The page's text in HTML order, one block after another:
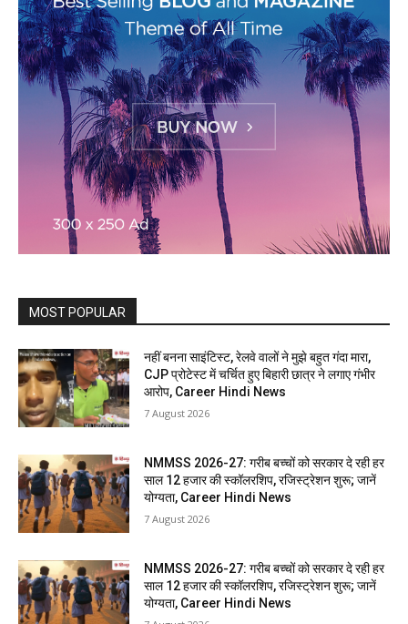
MOST POPULAR
नहीं बनना साइंटिस्ट, रेलवे वालों ने मुझे बहुत गंदा मारा,
CJP प्रोटेस्ट में चर्चित हुए बिहारी छात्र ने लगाए गंभीर
आरोप, Career Hindi News
7 August 2026
NMMSS 2026-27: गरीब बच्चों को सरकार दे रही हर
साल 12 हजार की स्कॉलरशिप, रजिस्ट्रेशन शुरू; जानें
योग्यता, Career Hindi News
7 August 2026
NMMSS 2026-27: गरीब बच्चों को सरकार दे रही हर
साल 12 हजार की स्कॉलरशिप, रजिस्ट्रेशन शुरू; जानें
योग्यता, Career Hindi News